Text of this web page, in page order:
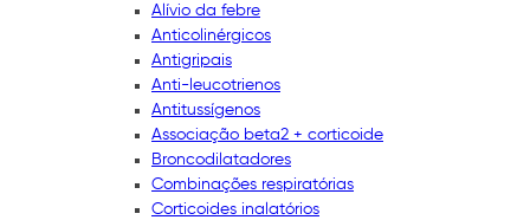
Alívio da febre
Anticolinérgicos
Antigripais
Anti-leucotrienos
Antitussígenos
Associação beta2 + corticoide
Broncodilatadores
Combinações respiratórias
Corticoides inalatórios